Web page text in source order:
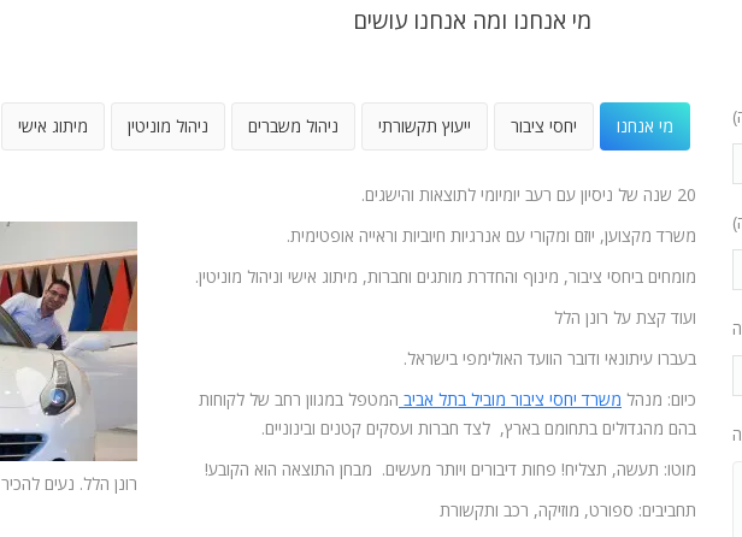
מי אנחנו ומה אנחנו עושים
מי אנחנו יחסי ציבור ייעוץ תקשורתי ניהול משברים ניהול מוניטין מיתוג אישי
20 שנה של ניסיון עם רעב יומיומי לתוצאות והישגים.
רונן הלל. נעים להכיר
משרד מקצוען, יוזם ומקורי עם אנרגיות חיוביות וראייה אופטימית.
מומחים ביחסי ציבור, מינוף והחדרת מותגים וחברות, מיתוג אישי וניהול מוניטין.
ועוד קצת על רונן הלל
בעברו עיתונאי ודובר הוועד האולימפי בישראל.
כיום: מנהל משרד יחסי ציבור מוביל בתל אביב המטפל במגוון רחב של לקוחות
בהם מהגדולים בתחומם בארץ, לצד חברות ועסקים קטנים ובינוניים.
מוטו: תעשה, תצליח! פחות דיבורים ויותר מעשים. מבחן התוצאה הוא הקובע!
תחביבים: ספורט, מוזיקה, רכב ותקשורת